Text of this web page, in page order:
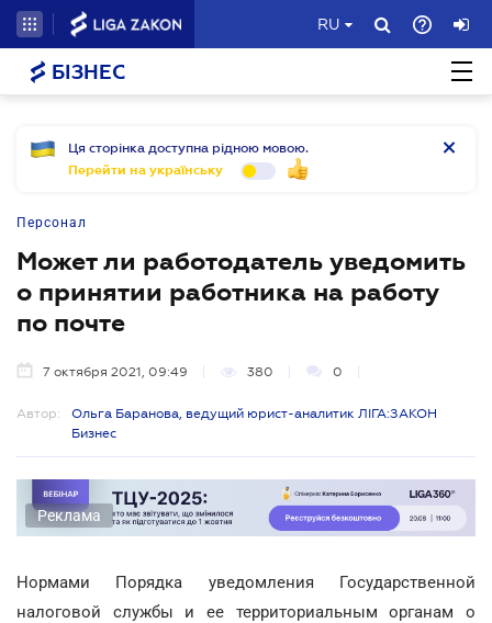
RU
БІЗНЕС
Ця сторінка доступна рідною мовою.
Перейти на українську
Персонал
Может ли работодатель уведомить
о принятии работника на работу
по почте
7 октября 2021, 09:49 380 0
Автор:
Ольга Баранова, ведущий юрист-аналитик ЛІГА:ЗАКОН
Бизнес
Реклама
Нормами Порядка уведомления Государственной
налоговой службы и ее территориальным органам о